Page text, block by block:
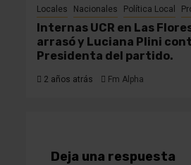
Locales Nacionales Política Local
Internas UCR en Las
arrasó y Luciana Plini
Presidenta del partido.
2 años atrás Fm Alpha
Deja una respuesta